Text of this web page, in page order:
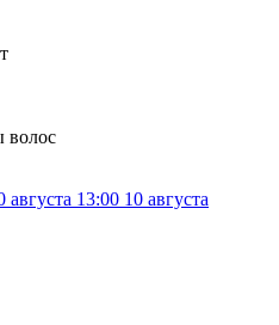
волос
августа 13:00 10 августа